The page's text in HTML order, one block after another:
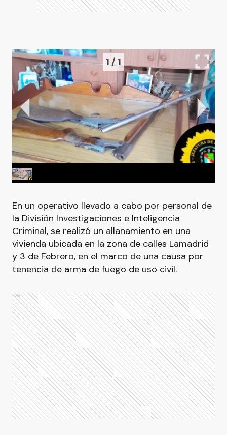
1 / 1
En un operativo llevado a cabo por personal de
la División Investigaciones e Inteligencia
Criminal, se realizó un allanamiento en una
vivienda ubicada en la zona de calles Lamadrid
y 3 de Febrero, en el marco de una causa por
tenencia de arma de fuego de uso civil.
Ads